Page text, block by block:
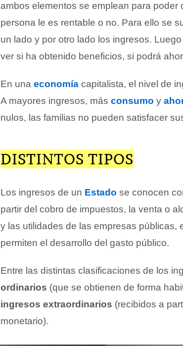
ambos elementos se emplean para
persona le es rentable o no. Para ello se
un lado y por otro lado los ingresos.
ver si ha obtenido beneficios, si podrá
En una economía capitalista, el nivel de
A mayores ingresos, más consumo y
nulos, las familias no pueden satisfacer
DISTINTOS TIPOS
Los ingresos de un Estado se conocen
partir del cobro de impuestos, la venta o
y las utilidades de las empresas públicas,
permiten el desarrollo del gasto público.
Entre las distintas clasificaciones de los
ordinarios (que se obtienen de forma
ingresos extraordinarios (recibidos a
monetario).